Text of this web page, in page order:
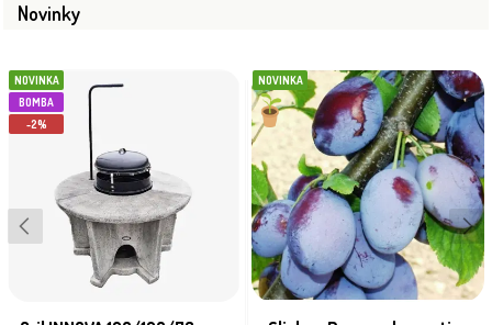
Novinky
NOVINKA
BOMBA
-2%
NOVINKA